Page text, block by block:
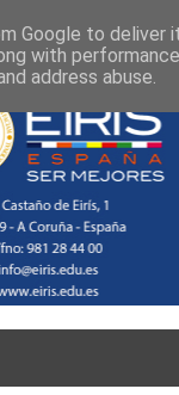
Google to deliver
with
address abuse.